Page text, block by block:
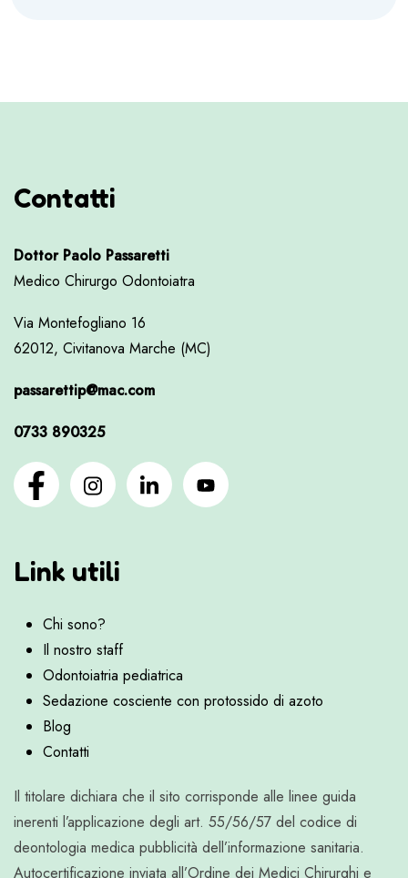
Contatti
Dottor Paolo Passaretti
Medico Chirurgo Odontoiatra
Via Montefogliano 16
62012, Civitanova Marche (MC)
passarettip@mac.com
0733 890325
Link utili
Chi sono?
Il nostro staff
Odontoiatria pediatrica
Sedazione cosciente con protossido di azoto
Blog
Contatti
Il titolare dichiara che il sito corrisponde alle linee guida
inerenti l’applicazione degli art. 55/56/57 del codice di
deontologia medica pubblicità dell’informazione sanitaria.
Autocertificazione inviata all’Ordine dei Medici Chirurghi e